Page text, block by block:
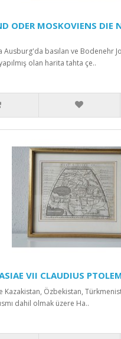
ODER MOSKOVIENS DIE
Ausburg'da basılan ve Bodenehr
olan harita tahta çe..
VII CLAUDIUS
Kazakistan, Özbekistan,
dahil olmak üzere Ha..